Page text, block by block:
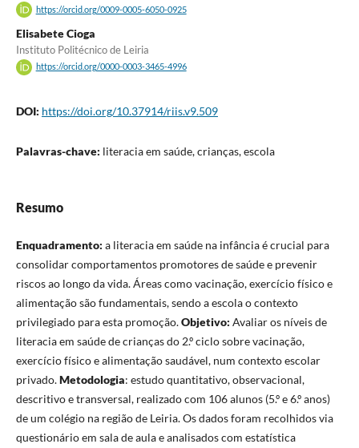
https://orcid.org/0009-0005-6050-0925
Elisabete Cioga
Instituto Politécnico de Leiria
https://orcid.org/0000-0003-3465-4996
DOI: https://doi.org/10.37914/riis.v9.509
Palavras-chave: literacia em saúde, crianças, escola
Resumo
Enquadramento: a literacia em saúde na infância é crucial para
consolidar comportamentos promotores de saúde e prevenir
riscos ao longo da vida. Áreas como vacinação, exercício físico e
alimentação são fundamentais, sendo a escola o contexto
privilegiado para esta promoção.Objetivo: Avaliar os níveis de
literacia em saúde de crianças do 2.º ciclo sobre vacinação,
exercício físico e alimentação saudável, num contexto escolar
privado.Metodologia: estudo quantitativo, observacional,
descritivo e transversal, realizado com 106 alunos (5.º e 6.º anos)
de um colégio na região de Leiria. Os dados foram recolhidos via
questionário em sala de aula e analisados com estatística